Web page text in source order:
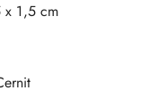
x 1,5 cm